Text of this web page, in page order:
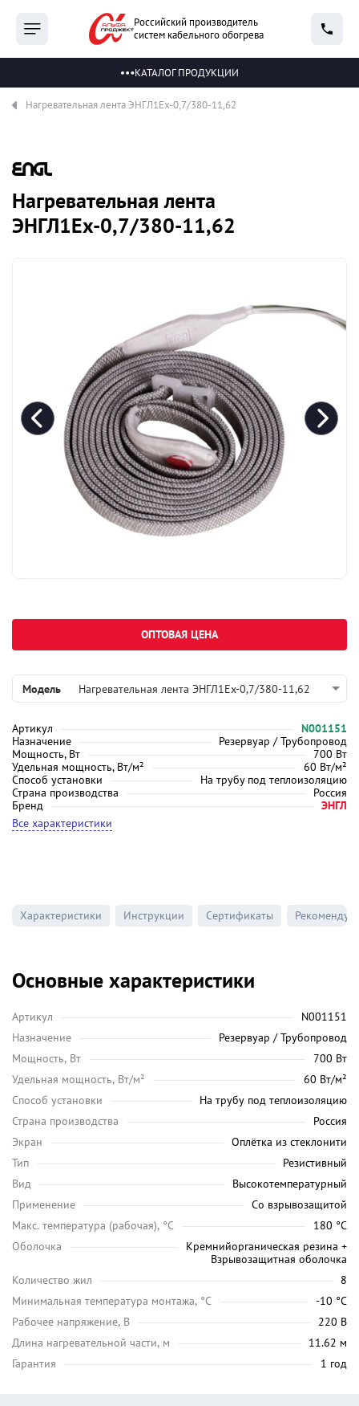
Российский производитель
систем кабельного обогрева
КАТАЛОГ ПРОДУКЦИИ
Нагревательная лента ЭНГЛ1Ех-0,7/380-11,62
Нагревательная лента
ЭНГЛ1Ех-0,7/380-11,62
Модель Нагревательная лента ЭНГЛ1Ех-0,7/380-11,62
Артикул
N001151
Назначение
Резервуар / Трубопровод
Мощность, Вт
700 Вт
Удельная мощность, Вт/м²
60 Вт/м²
Способ установки
На трубу под теплоизоляцию
Страна производства
Россия
Бренд
ЭНГЛ
Все характеристики
ОПТОВАЯ ЦЕНА
Характеристики Инструкции Сертификаты
Основные характеристики
Артикул
N001151
Назначение
Резервуар / Трубопровод
Мощность, Вт
700 Вт
Удельная мощность, Вт/м²
60 Вт/м²
Способ установки
На трубу под теплоизоляцию
Страна производства
Россия
Экран
Оплётка из стеклонити
Тип
Резистивный
Вид
Высокотемпературный
Применение
Со взрывозащитой
Maкс. температура (рабочая), °C
180 °C
Оболочка
Кремнийорганическая резина +
Взрывозащитная оболочка
Количество жил
8
Минимальная температура монтажа, °C
-10 °C
Рабочее напряжение, В
220 В
Длина нагревательной части, м
11.62 м
Гарантия
1 год